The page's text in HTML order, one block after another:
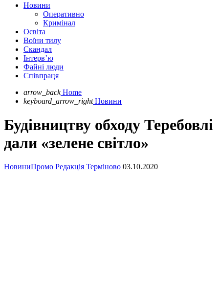
Новини
Оперативно
Кримінал
Освіта
Воїни тилу
Скандал
Інтерв’ю
Файні люди
Співпраця
arrow_back Home
keyboard_arrow_right Новини
Будівництву обходу Теребовлі
дали «зелене світло»
НовиниПромо Редакція Терміново 03.10.2020